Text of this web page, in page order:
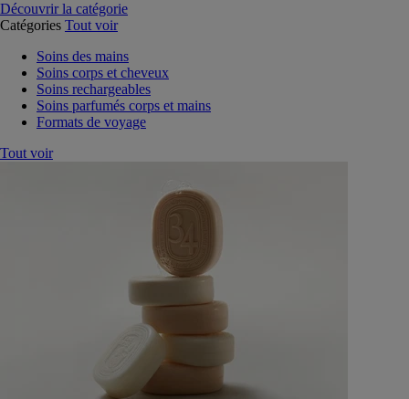
Découvrir la catégorie
Catégories Tout voir
Soins des mains
Soins corps et cheveux
Soins rechargeables
Soins parfumés corps et mains
Formats de voyage
Tout voir